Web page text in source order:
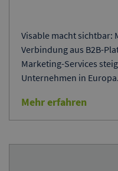
Visable macht sichtbar:
Verbindung aus B2B-
Marketing-Services
Unternehmen in Europa.
Mehr erfahren